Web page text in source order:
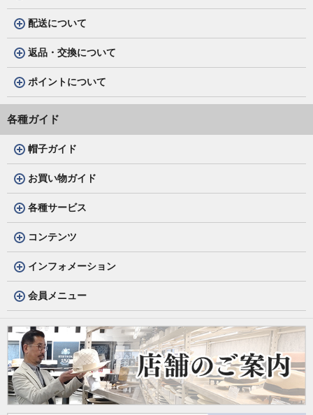
配送について
返品・交換について
ポイントについて
各種ガイド
帽子ガイド
お買い物ガイド
各種サービス
コンテンツ
インフォメーション
会員メニュー